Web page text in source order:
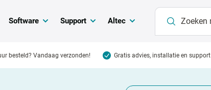
Software Support Altec
besteld? Vandaag verzonden! Gratis advies, installatie en support